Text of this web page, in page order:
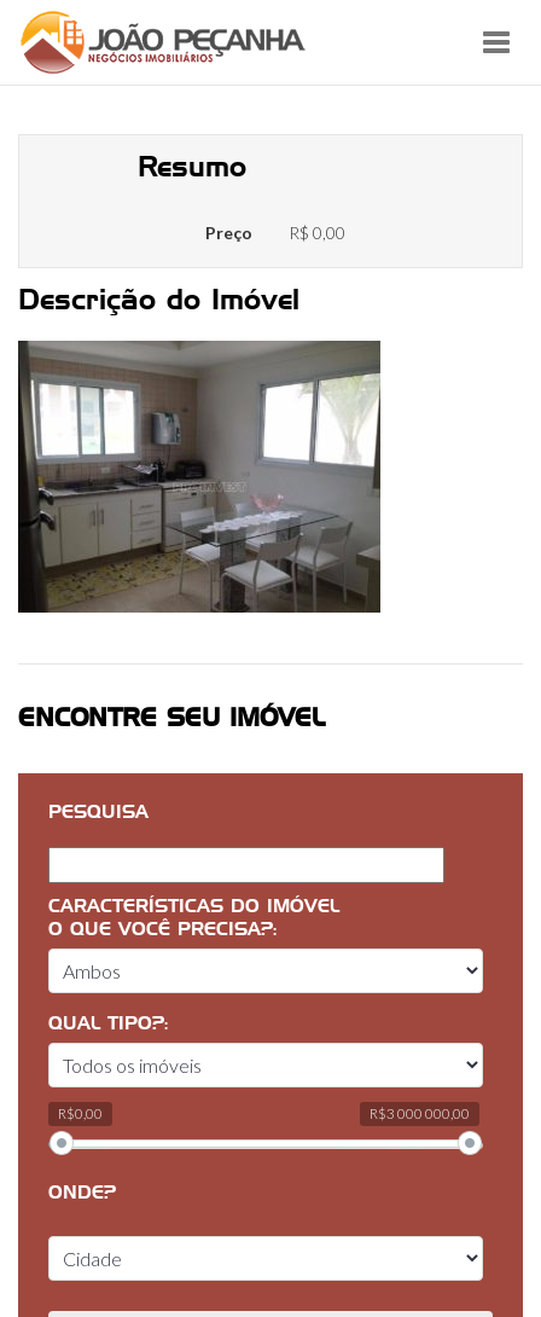
Resumo
Preço R$ 0,00
Descrição do Imóvel
ENCONTRE SEU IMÓVEL
PESQUISA
CARACTERÍSTICAS DO IMÓVEL
O QUE VOCÊ PRECISA?:
QUAL TIPO?:
R$0,00 R$3 000 000,00
ONDE?